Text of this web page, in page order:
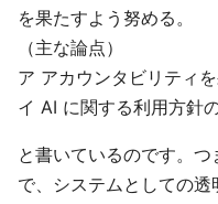
を果たすよう努める。
（主な論点）
ア アカウンタビリティ
イ AI に関する利用方針
と書いているのです。
で、システムとしての